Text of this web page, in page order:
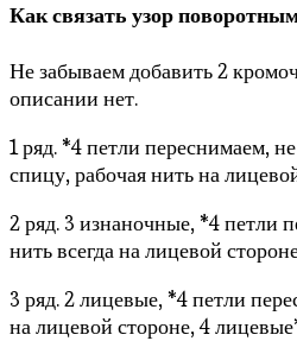
Как связать узор
Не забываем добавить 2
описании нет.
1 ряд. *4 петли переснимаем,
спицу, рабочая нить на
2 ряд. 3 изнаночные, *4 петли
нить всегда на лицевой
3 ряд. 2 лицевые, *4 петли
на лицевой стороне, 4